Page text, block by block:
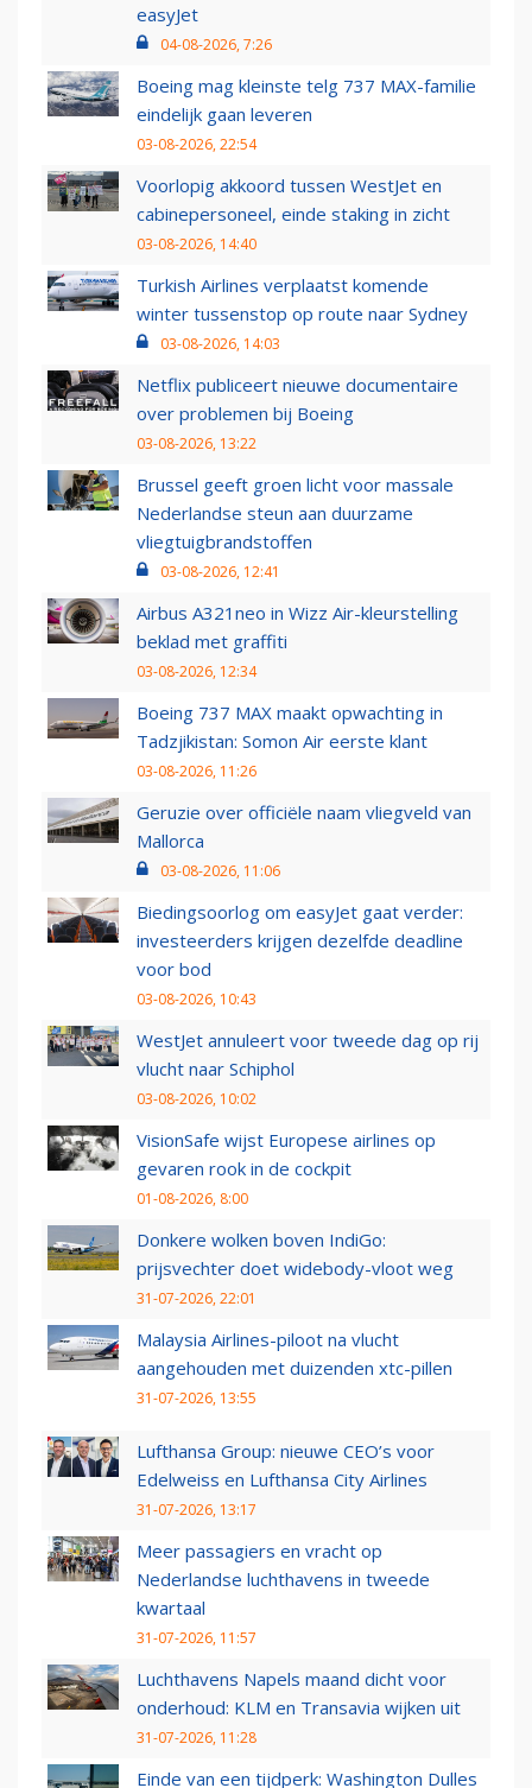
easyJet
04-08-2026, 7:26
Boeing mag kleinste telg 737 MAX-familie
eindelijk gaan leveren
03-08-2026, 22:54
Voorlopig akkoord tussen WestJet en
cabinepersoneel, einde staking in zicht
03-08-2026, 14:40
Turkish Airlines verplaatst komende
winter tussenstop op route naar Sydney
03-08-2026, 14:03
Netflix publiceert nieuwe documentaire
over problemen bij Boeing
03-08-2026, 13:22
Brussel geeft groen licht voor massale
Nederlandse steun aan duurzame
vliegtuigbrandstoffen
03-08-2026, 12:41
Airbus A321neo in Wizz Air-kleurstelling
beklad met graffiti
03-08-2026, 12:34
Boeing 737 MAX maakt opwachting in
Tadzjikistan: Somon Air eerste klant
03-08-2026, 11:26
Geruzie over officiële naam vliegveld van
Mallorca
03-08-2026, 11:06
Biedingsoorlog om easyJet gaat verder:
investeerders krijgen dezelfde deadline
voor bod
03-08-2026, 10:43
WestJet annuleert voor tweede dag op rij
vlucht naar Schiphol
03-08-2026, 10:02
VisionSafe wijst Europese airlines op
gevaren rook in de cockpit
01-08-2026, 8:00
Donkere wolken boven IndiGo:
prijsvechter doet widebody-vloot weg
31-07-2026, 22:01
Malaysia Airlines-piloot na vlucht
aangehouden met duizenden xtc-pillen
31-07-2026, 13:55
Lufthansa Group: nieuwe CEO’s voor
Edelweiss en Lufthansa City Airlines
31-07-2026, 13:17
Meer passagiers en vracht op
Nederlandse luchthavens in tweede
kwartaal
31-07-2026, 11:57
Luchthavens Napels maand dicht voor
onderhoud: KLM en Transavia wijken uit
31-07-2026, 11:28
Einde van een tijdperk: Washington Dulles